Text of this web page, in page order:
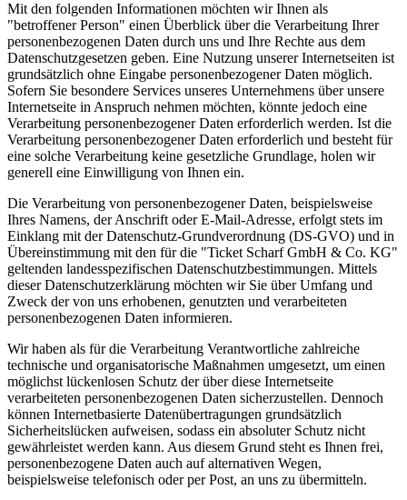
Mit den folgenden Informationen möchten wir Ihnen als
"betroffener Person" einen Überblick über die Verarbeitung Ihrer
personenbezogenen Daten durch uns und Ihre Rechte aus dem
Datenschutzgesetzen geben. Eine Nutzung unserer Internetseiten ist
grundsätzlich ohne Eingabe personenbezogener Daten möglich.
Sofern Sie besondere Services unseres Unternehmens über unsere
Internetseite in Anspruch nehmen möchten, könnte jedoch eine
Verarbeitung personenbezogener Daten erforderlich werden. Ist die
Verarbeitung personenbezogener Daten erforderlich und besteht für
eine solche Verarbeitung keine gesetzliche Grundlage, holen wir
generell eine Einwilligung von Ihnen ein.
Die Verarbeitung von personenbezogener Daten, beispielsweise
Ihres Namens, der Anschrift oder E-Mail-Adresse, erfolgt stets im
Einklang mit der Datenschutz-Grundverordnung (DS-GVO) und in
Übereinstimmung mit den für die "Ticket Scharf GmbH & Co. KG"
geltenden landesspezifischen Datenschutzbestimmungen. Mittels
dieser Datenschutzerklärung möchten wir Sie über Umfang und
Zweck der von uns erhobenen, genutzten und verarbeiteten
personenbezogenen Daten informieren.
Wir haben als für die Verarbeitung Verantwortliche zahlreiche
technische und organisatorische Maßnahmen umgesetzt, um einen
möglichst lückenlosen Schutz der über diese Internetseite
verarbeiteten personenbezogenen Daten sicherzustellen. Dennoch
können Internetbasierte Datenübertragungen grundsätzlich
Sicherheitslücken aufweisen, sodass ein absoluter Schutz nicht
gewährleistet werden kann. Aus diesem Grund steht es Ihnen frei,
personenbezogene Daten auch auf alternativen Wegen,
beispielsweise telefonisch oder per Post, an uns zu übermitteln.